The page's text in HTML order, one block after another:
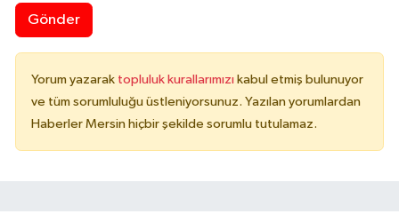
Gönder
Yorum yazarak topluluk kurallarımızı kabul etmiş bulunuyor
ve tüm sorumluluğu üstleniyorsunuz. Yazılan yorumlardan
Haberler Mersin hiçbir şekilde sorumlu tutulamaz.